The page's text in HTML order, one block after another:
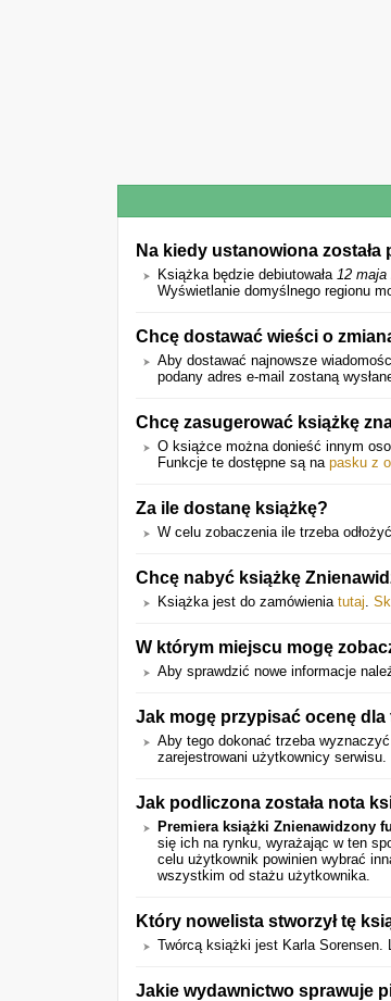
Na kiedy ustanowiona
Książka będzie debiutowała 12 maja
Wyświetlanie domyślnego regionu
Chcę dostawać wieści o
Aby dostawać najnowsze
podany adres e-mail zostaną
Chcę zasugerować książkę
O książce można donieść innym
Funkcje te dostępne są na pasku z
Za ile dostanę książkę?
W celu zobaczenia ile trzeba
Chcę nabyć książkę
Książka jest do zamówienia tutaj.
W którym miejscu mogę
Aby sprawdzić nowe informacje
Jak mogę przypisać ocenę
Aby tego dokonać trzeba wyznaczyć
zarejestrowani użytkownicy serwisu.
Jak podliczona została nota
Premiera książki Znienawidzony
się ich na rynku, wyrażając w ten
celu użytkownik powinien wybrać
wszystkim od stażu użytkownika.
Który nowelista stworzył tę
Twórcą książki jest Karla
Jakie wydawnictwo sprawuje